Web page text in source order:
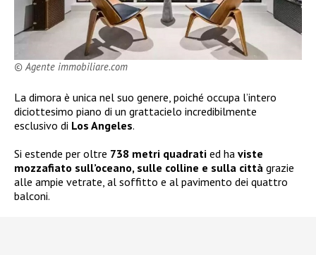
© Agente immobiliare.com
La dimora è unica nel suo genere, poiché occupa l’intero
diciottesimo piano di un grattacielo incredibilmente
esclusivo di Los Angeles.
Si estende per oltre 738 metri quadrati ed ha viste
mozzafiato sull’oceano, sulle colline e sulla città grazie
alle ampie vetrate, al soffitto e al pavimento dei quattro
balconi.